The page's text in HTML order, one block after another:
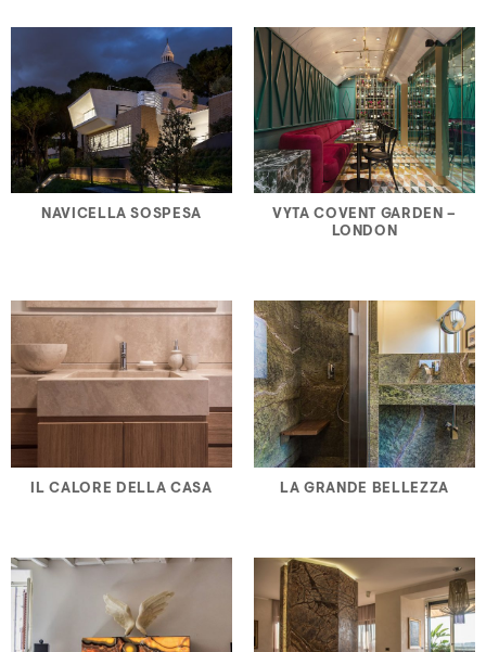
NAVICELLA SOSPESA
VYTA COVENT GARDEN –
LONDON
IL CALORE DELLA CASA LA GRANDE BELLEZZA